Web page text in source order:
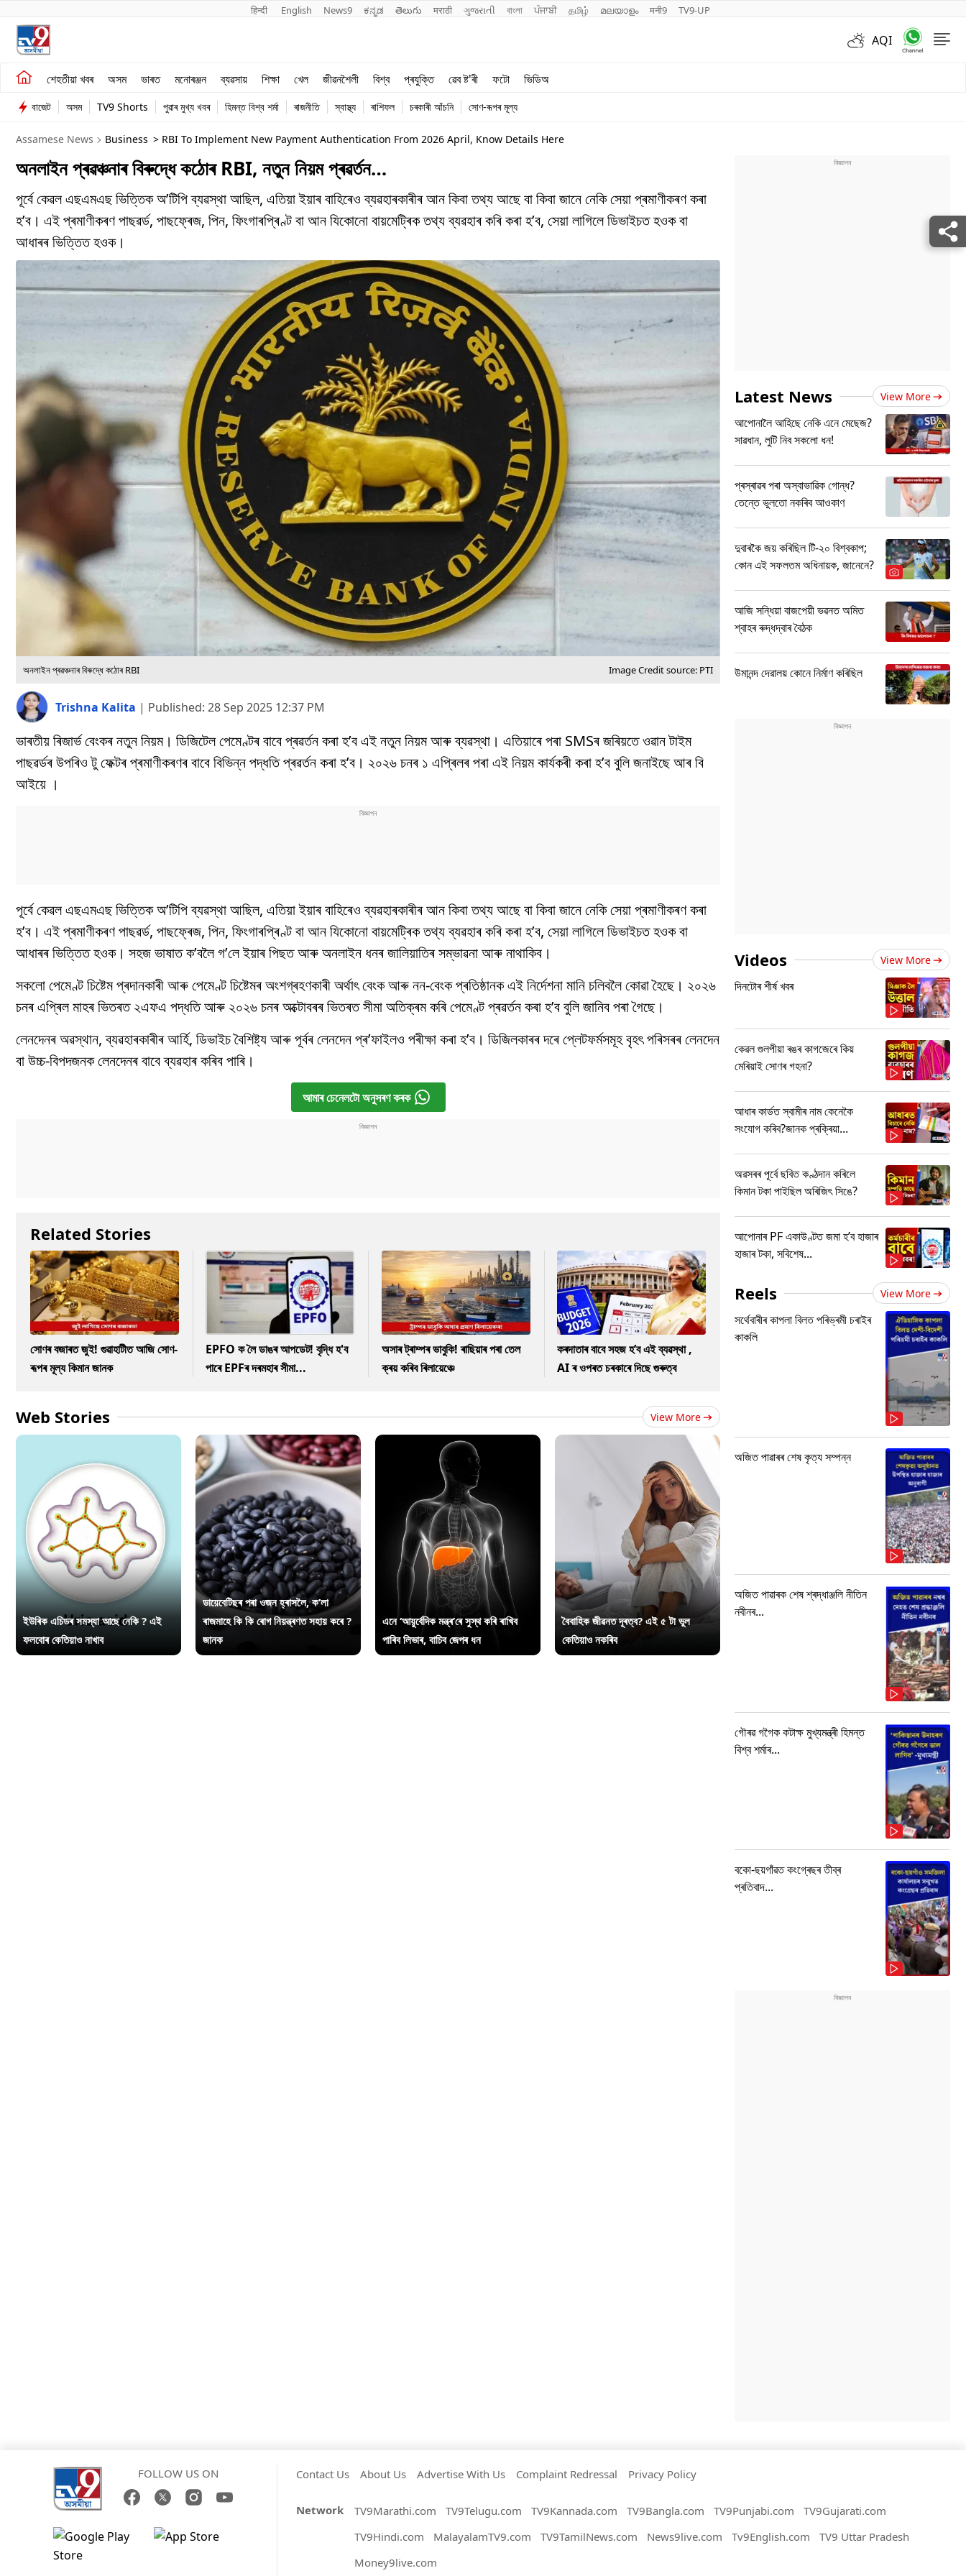
हिन्दी English News9 ಕನ್ನಡ తెలుగు मराठी ગુજરાતી বাংলা ਪੰਜਾਬੀ தமிழ் മലയാളം मनी9 TV9-UP
AQI
শেহতীয়া খবৰ অসম ভাৰত মনোৰঞ্জন ব্যৱসায় শিক্ষা খেল জীৱনশৈলী বিশ্ব প্ৰযুক্তি ৱেব ষ্ট'ৰী ফটো ভিডিঅ
শেহতীয়া খবৰ
অসম
ভাৰত
ব্যৱসায়
খেল
জীৱনশৈলী
বাজেট অসম TV9 Shorts পুৱাৰ মুখ্য খবৰ হিমন্ত বিশ্ব শৰ্মা ৰাজনীতি স্বাস্থ্য ৰাশিফল চৰকাৰী আঁচনি সোণ-ৰূপৰ মূল্য
Assamese News Business > RBI To Implement New Payment Authentication From 2026 April, Know Details Here
অনলাইন প্ৰৱঞ্চনাৰ বিৰুদ্ধে কঠোৰ RBI, নতুন নিয়ম প্ৰৱৰ্তন…
পূৰ্বে কেৱল এছএমএছ ভিত্তিক অ’টিপি ব্যৱস্থা আছিল, এতিয়া ইয়াৰ বাহিৰেও ব্যৱহাৰকাৰীৰ আন কিবা তথ্য আছে বা কিবা জানে নেকি সেয়া প্ৰমাণীকৰণ কৰা
হ’ব। এই প্ৰমাণীকৰণ পাছৱৰ্ড, পাছফ্ৰেজ, পিন, ফিংগাৰপ্ৰিণ্ট বা আন যিকোনো বায়মেট্ৰিক তথ্য ব্যৱহাৰ কৰি কৰা হ’ব, সেয়া লাগিলে ডিভাইচত হওক বা
আধাৰৰ ভিত্তিত হওক।
অনলাইন প্ৰৱঞ্চনাৰ বিৰুদ্ধে কঠোৰ RBI Image Credit source: PTI
Trishna Kalita | Published: 28 Sep 2025 12:37 PM
ভাৰতীয় ৰিজাৰ্ভ বেংকৰ নতুন নিয়ম। ডিজিটেল পেমেণ্টৰ বাবে প্ৰৱৰ্তন কৰা হ’ব এই নতুন নিয়ম আৰু ব্যৱস্থা। এতিয়াৰে পৰা SMSৰ জৰিয়তে ওৱান টাইম
পাছৱৰ্ডৰ উপৰিও টু ফেক্টৰ প্ৰমাণীকৰণৰ বাবে বিভিন্ন পদ্ধতি প্ৰৱৰ্তন কৰা হ’ব। ২০২৬ চনৰ ১ এপ্ৰিলৰ পৰা এই নিয়ম কাৰ্যকৰী কৰা হ’ব বুলি জনাইছে আৰ বি
আইয়ে ।
পূৰ্বে কেৱল এছএমএছ ভিত্তিক অ’টিপি ব্যৱস্থা আছিল, এতিয়া ইয়াৰ বাহিৰেও ব্যৱহাৰকাৰীৰ আন কিবা তথ্য আছে বা কিবা জানে নেকি সেয়া প্ৰমাণীকৰণ কৰা
হ’ব। এই প্ৰমাণীকৰণ পাছৱৰ্ড, পাছফ্ৰেজ, পিন, ফিংগাৰপ্ৰিণ্ট বা আন যিকোনো বায়মেট্ৰিক তথ্য ব্যৱহাৰ কৰি কৰা হ’ব, সেয়া লাগিলে ডিভাইচত হওক বা
আধাৰৰ ভিত্তিত হওক। সহজ ভাষাত ক’বলৈ গ’লে ইয়াৰ পিছত আৰু অনলাইন ধনৰ জালিয়াতিৰ সম্ভাৱনা আৰু নাথাকিব।
সকলো পেমেণ্ট চিষ্টেম প্ৰদানকাৰী আৰু পেমেণ্ট চিষ্টেমৰ অংশগ্ৰহণকাৰী অৰ্থাৎ বেংক আৰু নন-বেংক প্ৰতিষ্ঠানক এই নিৰ্দেশনা মানি চলিবলৈ কোৱা হৈছে। ২০২৬
চনৰ এপ্ৰিল মাহৰ ভিতৰত ২এফএ পদ্ধতি আৰু ২০২৬ চনৰ অক্টোবৰৰ ভিতৰত সীমা অতিক্ৰম কৰি পেমেণ্ট প্ৰৱৰ্তন কৰা হ’ব বুলি জানিব পৰা গৈছে।
লেনদেনৰ অৱস্থান, ব্যৱহাৰকাৰীৰ আৰ্হি, ডিভাইচ বৈশিষ্ট্য আৰু পূৰ্বৰ লেনদেন প্ৰ’ফাইলও পৰীক্ষা কৰা হ’ব। ডিজিলকাৰৰ দৰে প্লেটফৰ্মসমূহ বৃহৎ পৰিসৰৰ লেনদেন
বা উচ্চ-বিপদজনক লেনদেনৰ বাবে ব্যৱহাৰ কৰিব পাৰি।
আমাৰ চেনেলটো অনুসৰণ কৰক
Related Stories
সোণৰ বজাৰত জুই! গুৱাহাটীত আজি সোণ-
ৰূপৰ মূল্য কিমান জানক
EPFO ক লৈ ডাঙৰ আপডেট! বৃদ্ধি হ'ব
পাৰে EPFৰ দৰমহাৰ সীমা...
অসাৰ ট্ৰাম্পৰ ভাবুকি! ৰাছিয়াৰ পৰা তেল
ক্ৰয় কৰিব ৰিলায়েঞ্চে
কৰদাতাৰ বাবে সহজ হ’ব এই ব্যৱস্থা ,
AI ৰ ওপৰত চৰকাৰে দিছে গুৰুত্ব
Web Stories View More
ইউৰিক এচিডৰ সমস্যা আছে নেকি ? এই
ফলবোৰ কেতিয়াও নাখাব
ডায়েবেটিছৰ পৰা ওজন হ্ৰাসলৈ, ক’লা
ৰাজমাহে কি কি ৰোগ নিয়ন্ত্ৰণত সহায় কৰে ?
জানক
এনে ‘আয়ুৰ্বেদিক মন্ত্ৰ’ৰে সুস্থ কৰি ৰাখিব
পাৰিব লিভাৰ, বাচিব জেপৰ ধন
বৈবাহিক জীৱনত দূৰত্ব? এই ৫ টা ভুল
কেতিয়াও নকৰিব
Latest News View More
আপোনালৈ আহিছে নেকি এনে মেছেজ?
সাৱধান, লুটি নিব সকলো ধন!
প্ৰস্ৰাৱৰ পৰা অস্বাভাৱিক গোন্ধ?
তেন্তে ভুলতো নকৰিব আওকাণ
দুবাৰকৈ জয় কৰিছিল টি-২০ বিশ্বকাপ;
কোন এই সফলতম অধিনায়ক, জানেনে?
আজি সন্ধিয়া বাজপেয়ী ভৱনত অমিত
শ্বাহৰ ৰুদ্ধদ্বাৰ বৈঠক
উমানন্দ দেৱালয় কোনে নিৰ্মাণ কৰিছিল
Videos View More
দিনটোৰ শীৰ্ষ খবৰ
কেৱল গুলপীয়া ৰঙৰ কাগজেৰে কিয়
মেৰিয়াই সোণৰ গহনা?
আধাৰ কাৰ্ডত স্বামীৰ নাম কেনেকৈ
সংযোগ কৰিব?জানক প্ৰক্ৰিয়া...
অৱসৰৰ পূৰ্বে ছবিত কণ্ঠদান কৰিলে
কিমান টকা পাইছিল অৰিজিৎ সিঙে?
আপোনাৰ PF একাউণ্টত জমা হ’ব হাজাৰ
হাজাৰ টকা, সবিশেষ...
Reels View More
সৰ্থেবাৰীৰ কাপলা বিলত পৰিভ্ৰমী চৰাইৰ
কাকলি
অজিত পাৱাৰৰ শেষ কৃত্য সম্পন্ন
অজিত পাৱাৰক শেষ শ্ৰদ্ধাঞ্জলি নীতিন
নবীনৰ...
গৌৰৱ গগৈক কটাক্ষ মুখ্যমন্ত্ৰী হিমন্ত
বিশ্ব শৰ্মাৰ...
বকো-ছয়গাঁৱত কংগ্ৰেছৰ তীব্ৰ
প্ৰতিবাদ...
FOLLOW US ON Contact Us About Us Advertise With Us Complaint Redressal Privacy Policy
Network TV9Marathi.com TV9Telugu.com TV9Kannada.com TV9Bangla.com TV9Punjabi.com
TV9Gujarati.com
TV9Hindi.com
MalayalamTV9.com TV9TamilNews.com News9live.com Tv9English.com
TV9 Uttar Pradesh
Money9live.com